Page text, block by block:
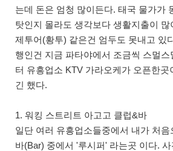
는데 돈은 엄청 많이든다. 태국 물가가
탓인지 몰라도 생각보다 생활지출이
제투어(황투) 같은건 엄두도 못내고 있
행인건 지금 파타야에서 조금씩 스멀
터 유흥업소 KTV 가라오케가 오픈한곳
긴 했다.
1. 워킹 스트리트 아고고 클럽&바
일단 여러 유흥업소들중에서 내가 처음
바(Bar) 중에서 '루시퍼' 라는곳 이다.